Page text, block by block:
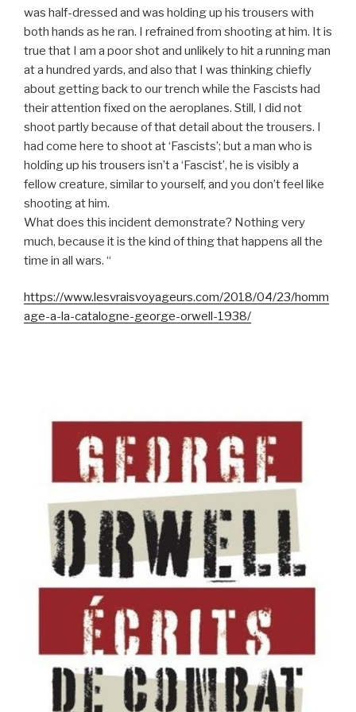
was half-dressed and was holding up his trousers with
both hands as he ran. I refrained from shooting at him. It is
true that I am a poor shot and unlikely to hit a running man
at a hundred yards, and also that I was thinking chiefly
about getting back to our trench while the Fascists had
their attention fixed on the aeroplanes. Still, I did not
shoot partly because of that detail about the trousers. I
had come here to shoot at ‘Fascists’; but a man who is
holding up his trousers isn’t a ‘Fascist’, he is visibly a
fellow creature, similar to yourself, and you don’t feel like
shooting at him.
What does this incident demonstrate? Nothing very
much, because it is the kind of thing that happens all the
time in all wars. “
https://www.lesvraisvoyageurs.com/2018/04/23/homm
age-a-la-catalogne-george-orwell-1938/